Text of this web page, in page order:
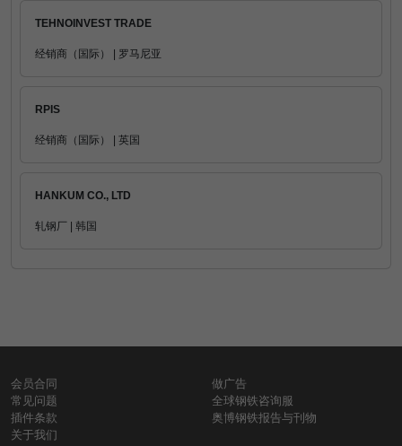
TEHNOINVEST TRADE
经销商（国际） | 罗马尼亚
RPIS
经销商（国际） | 英国
HANKUM CO., LTD
轧钢厂 | 韩国
会员合同
常见问题
插件条款
关于我们
做广告
全球钢铁咨询服
奥博钢铁报告与刊物